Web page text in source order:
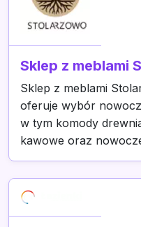
Sklep z meblami
Sklep z meblami
oferuje wybór
w tym komody
kawowe oraz